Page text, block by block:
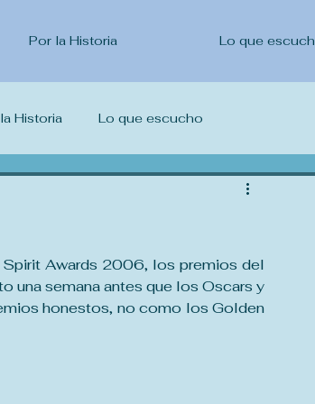
Por la Historia Lo que
Historia Lo que escucho
Awards 2006, los premios del
una semana antes que los Oscars y
honestos, no como los Golden